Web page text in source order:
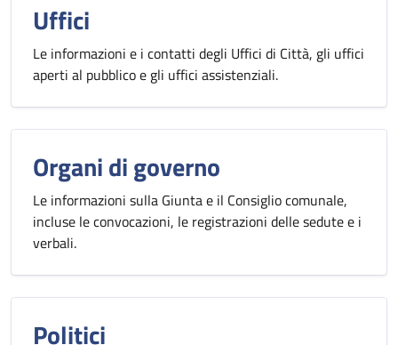
Uffici
Le informazioni e i contatti degli Uffici di Città, gli uffici
aperti al pubblico e gli uffici assistenziali.
Organi di governo
Le informazioni sulla Giunta e il Consiglio comunale,
incluse le convocazioni, le registrazioni delle sedute e i
verbali.
Politici